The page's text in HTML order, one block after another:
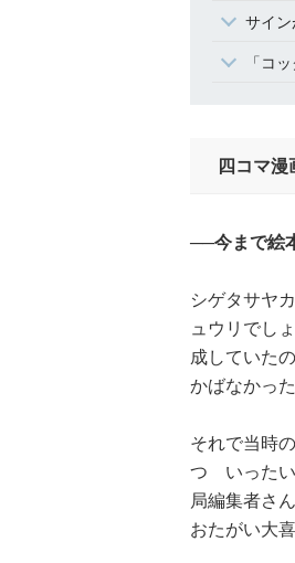
サイ
「コ
四コマ
──今まで絵
シゲタサヤ
ュウリでし
成していた
かばなかった
それで当時
つ いった
局編集者さ
おたがい大